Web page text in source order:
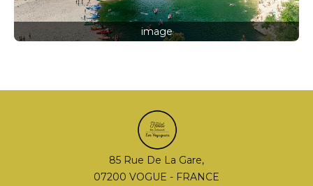
image
85 Rue De La Gare,
07200 VOGUE - FRANCE